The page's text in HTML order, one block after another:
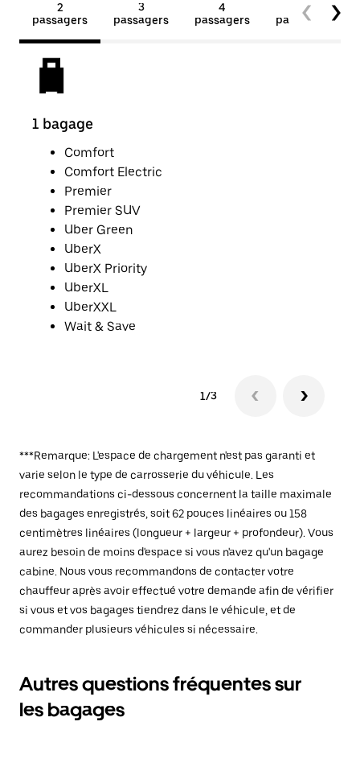
2
passagers
3
passagers
4
passagers
5+
passagers
1 bagage
Comfort
Comfort Electric
Premier
Premier SUV
Uber Green
UberX
UberX Priority
UberXL
UberXXL
Wait & Save
1/3
***Remarque: L'espace de chargement n'est pas garanti et
varie selon le type de carrosserie du véhicule. Les
recommandations ci-dessous concernent la taille maximale
des bagages enregistrés, soit 62 pouces linéaires ou 158
centimètres linéaires (longueur + largeur + profondeur). Vous
aurez besoin de moins d'espace si vous n'avez qu'un bagage
cabine. Nous vous recommandons de contacter votre
chauffeur après avoir effectué votre demande afin de vérifier
si vous et vos bagages tiendrez dans le véhicule, et de
commander plusieurs véhicules si nécessaire.
Autres questions fréquentes sur
les bagages